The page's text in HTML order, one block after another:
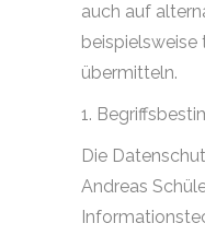
auch auf
beispielsweise
übermitteln.
1.
Die
Andreas